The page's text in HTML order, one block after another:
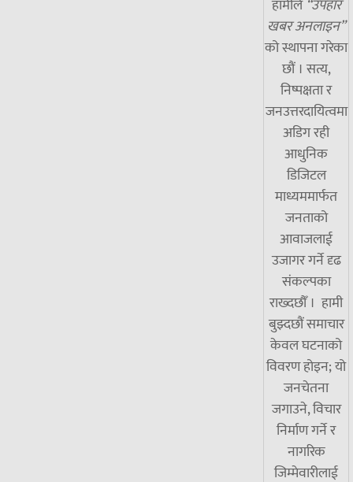
हामीले “उपहार
खबर अनलाइन”
को स्थापना गरेका
छौं । सत्य,
निष्पक्षता र
जनउत्तरदायित्वमा
अडिग रही
आधुनिक
डिजिटल
माध्यममार्फत
जनताको
आवाजलाई
उजागर गर्ने दृढ
संकल्पका
राख्दछौँ । हामी
बुझ्दछौं समाचार
केवल घटनाको
विवरण होइन; यो
जनचेतना
जगाउने, विचार
निर्माण गर्ने र
नागरिक
जिम्मेवारीलाई